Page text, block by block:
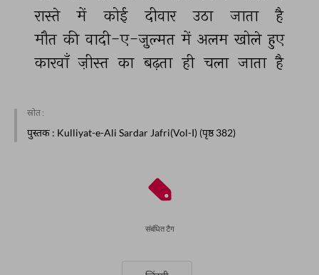
रास्ते
में कोई दीवार उठा जाता
है
मौत की वादी-ए-ज़ुल्मत में अलम खोले हुए
कारवाँ ज़ीस्त का बढ़ता ही चला जाता है
स्रोत :
पुस्तक : Kulliyat-e-Ali Sardar Jafri(Vol-I) (पृष्ठ 382)
संबंधित टैग